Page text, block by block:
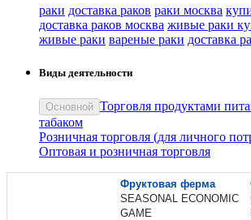
раки доставка раков раки москва
доставка раков москва живые раки
живые раки вареные раки доставка
Виды деятельности
Основной Торговля продуктами
табаком
Розничная торговля (для личного
Оптовая и розничная торговля
Фруктовая ферма
SEASONAL ECONOMIC
GAME